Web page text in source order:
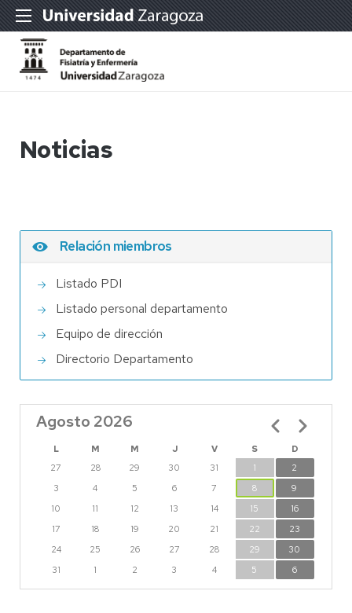
Noticias
Relación miembros
Listado PDI
Listado personal departamento
Equipo de dirección
Directorio Departamento
Agosto 2026
L M M J V S
D
27
28 29 30 31 1
2
3
4 5 6 7 8
9
10
11 12 13 14 15
16
17
18 19 20 21 22
23
24
25 26 27 28 29
30
31
1 2 3 4 5 6
Paginación